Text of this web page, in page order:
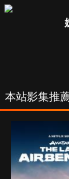
本站影集推